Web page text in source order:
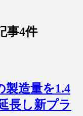
事4件
製造量を1.4
長し新プラ